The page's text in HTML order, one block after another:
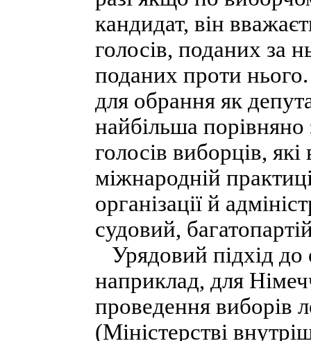
кандидат, він
голосів, поданих за
поданих проти
для обрання як
найбільша порівняно
голосів виборців,
міжнародній
організації й
судовий,
Урядовий підхід до
наприклад, для
проведення виборів
(Міністерстві